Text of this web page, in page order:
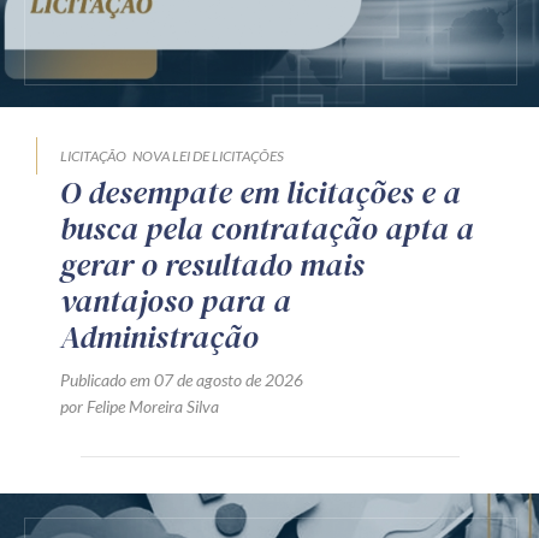
LICITAÇÃO NOVA LEI DE LICITAÇÕES